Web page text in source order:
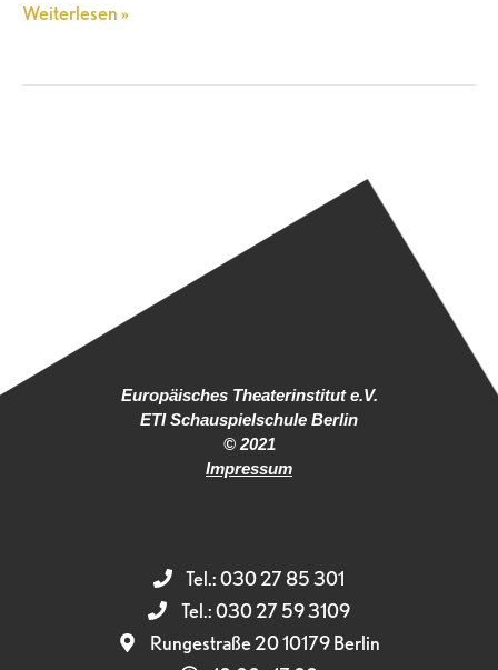
Weiterlesen »
Europäisches Theaterinstitut e.V.
ETI Schauspielschule Berlin
© 2021
Impressum
Tel.: 030 27 85 301
Tel.: 030 27 59 3109
Rungestraße 20 10179 Berlin